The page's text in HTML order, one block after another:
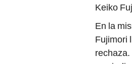
Keiko
En la
Fujimori
rechaza.